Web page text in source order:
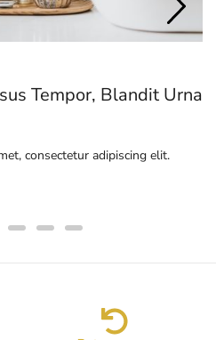
Tempor, Blandit Urna
adipiscing elit.